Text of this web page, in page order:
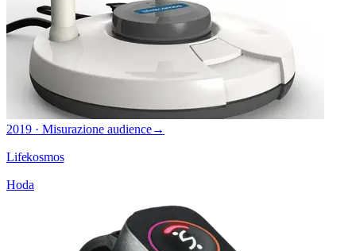
2019 · Misurazione audience→
Lifekosmos
Hoda